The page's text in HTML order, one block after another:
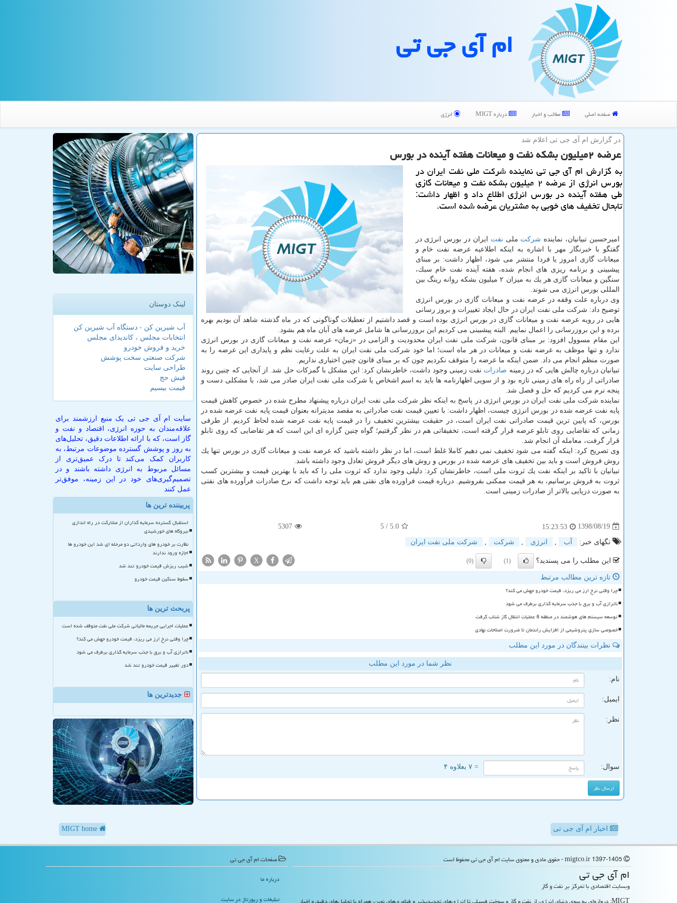
ام آی جی تی
صفحه اصلی مطالب و اخبار درباره MIGT انرژی
در گزارش ام آی جی تی اعلام شد
عرضه ۲میلیون بشكه نفت و میعانات هفته آینده در بورس
به گزارش ام آی جی تی نماینده شركت ملی نفت ایران در
بورس انرژی از عرضه ۲ میلیون بشكه نفت و میعانات گازی
طی هفته آینده در بورس انرژی اطلاع داد و اظهار داشت:
تابحال تخفیف های خوبی به مشتریان عرضه شده است.
امیرحسین تبیانیان، نماینده شركت ملی نفت ایران در بورس انرژی در
گفتگو با خبرنگار مهر با اشاره به اینكه اطلاعیه عرضه نفت خام و
میعانات گازی امروز یا فردا منتشر می شود، اظهار داشت: بر مبنای
پیشبینی و برنامه ریزی های انجام شده، هفته آینده نفت خام سبك،
سنگین و میعانات گازی هر یك به میزان ۲ میلیون بشكه روانه رینگ بین
المللی بورس انرژی می شوند.
وی درباره علت وقفه در عرضه نفت و میعانات گازی در بورس انرژی
توضیح داد: شركت ملی نفت ایران در حال ایجاد تغییرات و بروز رسانی
هایی در رویه عرضه نفت و میعانات گازی در بورس انرژی بوده است و قصد داشتیم از تعطیلات گوناگونی كه در ماه گذشته شاهد آن بودیم بهره
برده و این بروزرسانی را اعمال نماییم. البته پیشبینی می كردیم این بروزرسانی ها شامل عرضه های آبان ماه هم بشود.
این مقام مسوول افزود: بر مبنای قانون، شركت ملی نفت ایران محدودیت و الزامی در «زمان» عرضه نفت و میعانات گازی در بورس انرژی
ندارد و تنها موظف به عرضه نفت و میعانات در هر ماه است؛ اما خود شركت ملی نفت ایران به علت رعایت نظم و پایداری این عرضه را به
صورت منظم انجام می داد. ضمن اینكه ما عرضه را متوقف نكردیم چون كه بر مبنای قانون چنین اختیاری نداریم.
تبیانیان درباره چالش هایی كه در زمینه صادرات نفت زمینی وجود داشت، خاطرنشان كرد: این مشكل با گمركات حل شد. از آنجایی كه چنین روند
صادراتی از راه راه های زمینی تازه بود و از سویی اظهارنامه ها باید به اسم اشخاص یا شركت ملی نفت ایران صادر می شد، با مشكلی دست و
پنجه نرم می كردیم كه حل و فصل شد.
نماینده شركت ملی نفت ایران در بورس انرژی در پاسخ به اینكه نظر شركت ملی نفت ایران درباره پیشنهاد مطرح شده در خصوص كاهش قیمت
پایه نفت عرضه شده در بورس انرژی چیست، اظهار داشت: با تعیین قیمت نفت صادراتی به مقصد مدیترانه بعنوان قیمت پایه نفت عرضه شده در
بورس، كه پایین ترین قیمت صادراتی نفت ایران است، در حقیقت بیشترین تخفیف را در قیمت پایه نفت عرضه شده لحاظ كردیم. از طرفی
زمانی كه تقاضایی روی تابلو عرضه قرار گرفته است، تخفیفاتی هم در نظر گرفتیم؛ گواه چنین گزاره ای این است كه هر تقاضایی كه روی تابلو
قرار گرفت، معامله آن انجام شد.
وی تصریح كرد: اینكه گفته می شود تخفیف نمی دهیم كاملا غلط است، اما در نظر داشته باشید كه عرضه نفت و میعانات گازی در بورس تنها یك
روش فروش است و باید بین تخفیف های عرضه شده در بورس و روش های دیگر فروش تعادل وجود داشته باشد.
تبیانیان با تاكید بر اینكه نفت یك ثروت ملی است، خاطرنشان كرد: دلیلی وجود ندارد كه ثروت ملی را كه باید با بهترین قیمت و بیشترین كسب
ثروت به فروش برسانیم، به هر قیمت ممكنی بفروشیم. درباره قیمت فراورده های نفتی هم باید توجه داشت كه نرخ صادرات فرآورده های نفتی
به صورت دریایی بالاتر از صادرات زمینی است.
1398/08/19
15:23:53
5.0
/ 5
5307
تگهای خبر: آب انرژی شركت شركت ملی نفت ایران
این مطلب را می پسندید؟ (1)
(0)
X
تازه ترین مطالب مرتبط
چرا وقتی نرخ ارز می ریزد، قیمت خودرو جهش می کند؟
ناترازی آب و برق با جذب سرمایه گذاری برطرف می شود
توسعه سیستم های هوشمند در منطقه 8 عملیات انتقال گاز شتاب گرفت
خصوصی سازی پتروشیمی از افزایش راندمان تا ضرورت اصلاحات نهادی
نظرات بینندگان در مورد این مطلب
نظر شما در مورد این مطلب
نام:
ایمیل:
نظر:
سوال: = ۷ بعلاوه ۴
لینک دوستان
آب شیرین کن - دستگاه آب شیرین کن
انتخابات مجلس ، کاندیدای مجلس
خرید و فروش خودرو
شرکت صنعتی سخت پوشش
طراحی سایت
فیش حج
قیمت بیسیم
سایت ام آی جی تی یک منبع ارزشمند برای
علاقه‌مندان به حوزه انرژی، اقتصاد و نفت و
گاز است، که با ارائه اطلاعات دقیق، تحلیل‌های
به روز و پوشش گسترده موضوعات مرتبط، به
کاربران کمک می‌کند تا درک عمیق‌تری از
مسائل مربوط به انرژی داشته باشند و در
تصمیم‌گیری‌های خود در این زمینه، موفق‌تر
عمل کنند
پربیننده ترین ها
استقبال گسترده سرمایه گذاران از مشارکت در راه اندازی
نیروگاه های خورشیدی
نظارت بر خودرو های وارداتی دو مرحله ای شد این خودرو ها
اجازه ورود ندارند
شیب ریزش قیمت خودرو تند شد
سقوط سنگین قیمت خودرو
پربحث ترین ها
عملیات اجرایی جریمه مالیاتی شرکت ملی نفت متوقف شده است
چرا وقتی نرخ ارز می ریزد، قیمت خودرو جهش می کند؟
ناترازی آب و برق با جذب سرمایه گذاری برطرف می شود
دور تغییر قیمت خودرو تند شد
جدیدترین ها
اخبار ام آی جی تی
ام آی جی تی
وبسایت اقتصادی با تمرکز بر نفت و گاز
صفحات ام آی جی تی
درباره ما
تبلیغات و رپورتاژ در سایت